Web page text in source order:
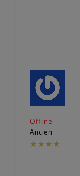
Offline
Ancien
★★★★